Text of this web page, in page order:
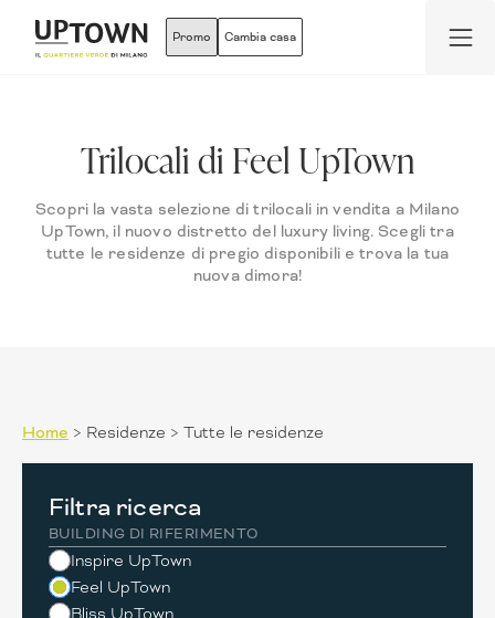
Promo Cambia casa
Trilocali di Feel UpTown
Scopri la vasta selezione di trilocali in vendita a Milano
UpTown, il nuovo distretto del luxury living. Scegli tra
tutte le residenze di pregio disponibili e trova la tua
nuova dimora!
Home > Residenze > Tutte le residenze
Filtra ricerca
BUILDING DI RIFERIMENTO
Inspire UpTown
Feel UpTown
Bliss UpTown